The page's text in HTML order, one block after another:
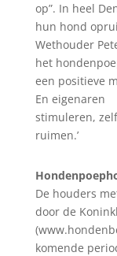
op”. In heel
hun hond
Wethouder
het
een positieve
En eigenaren
stimuleren,
ruimen.’
De houders
door de
komende